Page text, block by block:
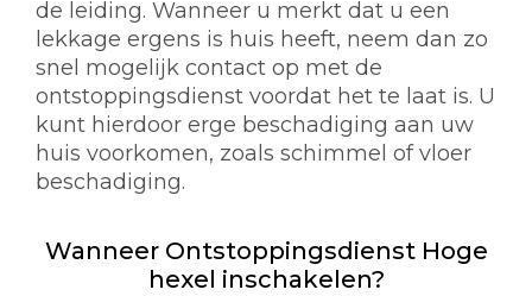
de leiding. Wanneer u merkt dat u een
lekkage ergens is huis heeft, neem dan zo
snel mogelijk contact op met de
ontstoppingsdienst voordat het te laat is. U
kunt hierdoor erge beschadiging aan uw
huis voorkomen, zoals schimmel of vloer
beschadiging.
Wanneer Ontstoppingsdienst Hoge
hexel inschakelen?